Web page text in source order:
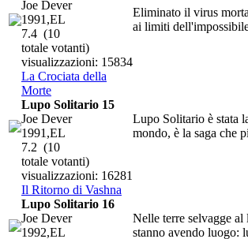
Eliminato il virus
ai limiti
Joe Dever
1991,EL
7.4 (10
totale votanti)
visualizzazioni: 15834
La Crociata della
Morte
Lupo Solitario è stata
mondo, è la saga che
Lupo Solitario 15
Joe Dever
1991,EL
7.2 (10
totale votanti)
visualizzazioni: 16281
Il Ritorno di Vashna
Nelle terre selvagge
stanno avendo luogo:
Lupo Solitario 16
Joe Dever
1992,EL